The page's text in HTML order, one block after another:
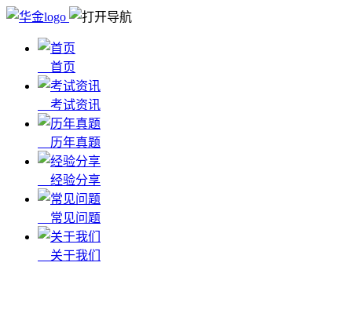
首页
考试资讯
历年真题
经验分享
常见问题
关于我们